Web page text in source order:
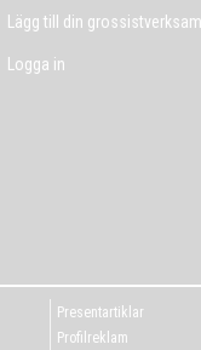
Lägg till din
Logga in
Presentartiklar
Profilreklam